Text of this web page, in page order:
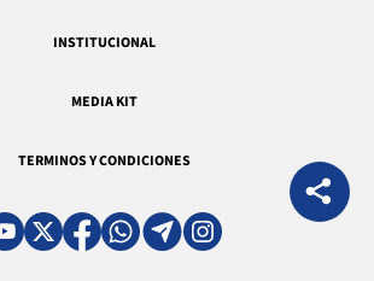
INSTITUCIONAL
MEDIA KIT
TERMINOS Y CONDICIONES